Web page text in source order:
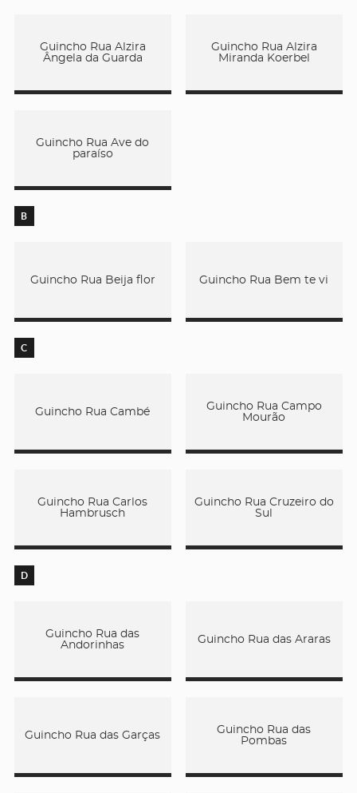
Guincho Rua Alzira
Ângela da Guarda
Guincho Rua Alzira
Miranda Koerbel
Guincho Rua Ave do
paraíso
B
Guincho Rua Beija flor Guincho Rua Bem te vi
C
Guincho Rua Cambé
Guincho Rua Campo
Mourão
Guincho Rua Carlos
Hambrusch
Guincho Rua Cruzeiro do
Sul
D
Guincho Rua das
Andorinhas
Guincho Rua das Araras
Guincho Rua das Garças
Guincho Rua das
Pombas